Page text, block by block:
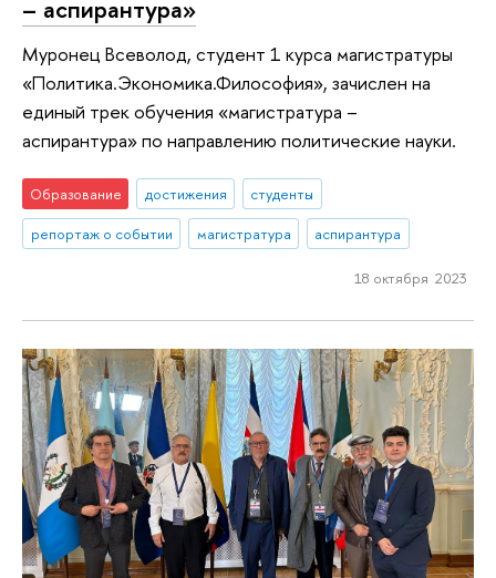
– аспирантура»
Муронец Всеволод, студент 1 курса магистратуры
«Политика.Экономика.Философия», зачислен на
единый трек обучения «магистратура –
аспирантура» по направлению политические науки.
Образование достижения
студенты
репортаж о событии
магистратура аспирантура
18 октября 2023